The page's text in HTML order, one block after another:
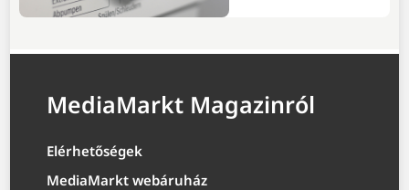
MediaMarkt Magazinról
Elérhetőségek
MediaMarkt webáruház